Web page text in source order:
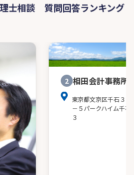
士相談 質問回答ランキング
2 相田会計事務所
東京都文京区千石３－
－５パークハイム千石
３